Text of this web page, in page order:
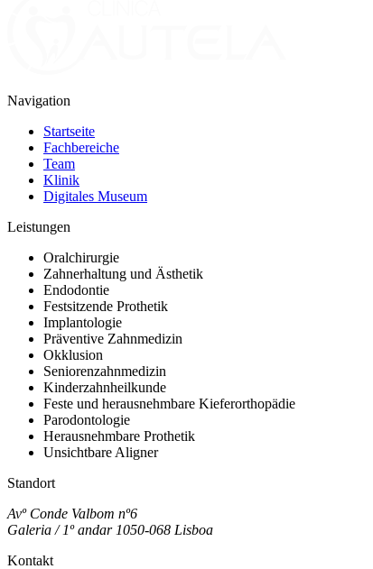
Navigation
Startseite
Fachbereiche
Team
Klinik
Digitales Museum
Leistungen
Oralchirurgie
Zahnerhaltung und Ästhetik
Endodontie
Festsitzende Prothetik
Implantologie
Präventive Zahnmedizin
Okklusion
Seniorenzahnmedizin
Kinderzahnheilkunde
Feste und herausnehmbare Kieferorthopädie
Parodontologie
Herausnehmbare Prothetik
Unsichtbare Aligner
Standort
Avº Conde Valbom nº6
Galeria / 1º andar 1050-068 Lisboa
Kontakt